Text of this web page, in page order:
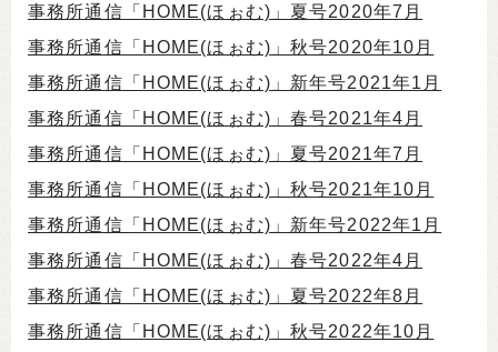
事務所通信「HOME(ほぉむ)」夏号2020年7月
事務所通信「HOME(ほぉむ)」秋号2020年10月
事務所通信「HOME(ほぉむ)」新年号2021年1月
事務所通信「HOME(ほぉむ)」春号2021年4月
事務所通信「HOME(ほぉむ)」夏号2021年7月
事務所通信「HOME(ほぉむ)」秋号2021年10月
事務所通信「HOME(ほぉむ)」新年号2022年1月
事務所通信「HOME(ほぉむ)」春号2022年4月
事務所通信「HOME(ほぉむ)」夏号2022年8月
事務所通信「HOME(ほぉむ)」秋号2022年10月